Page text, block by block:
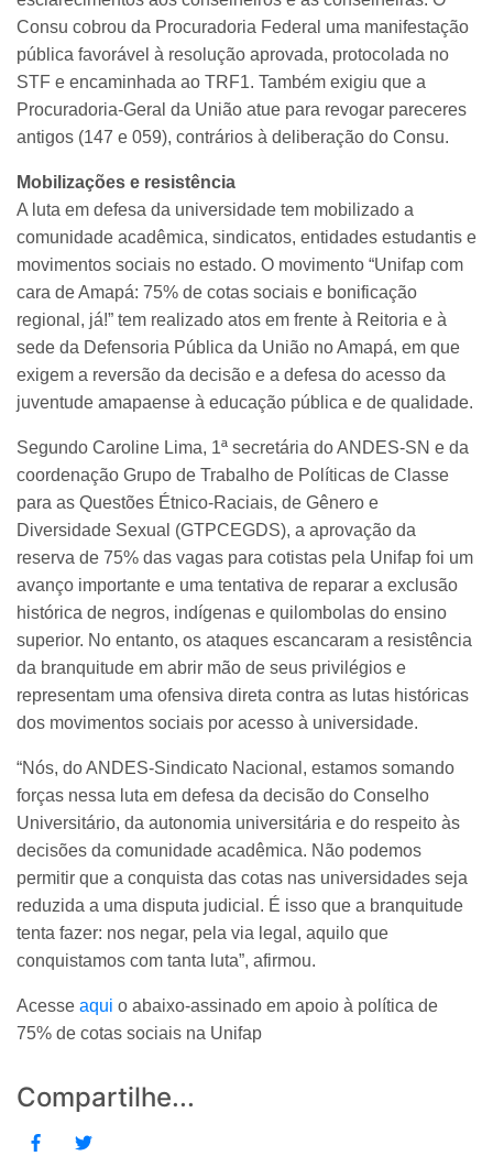
Consu cobrou da Procuradoria Federal uma manifestação
pública favorável à resolução aprovada, protocolada no
STF e encaminhada ao TRF1. Também exigiu que a
Procuradoria-Geral da União atue para revogar pareceres
antigos (147 e 059), contrários à deliberação do Consu.
Mobilizações e resistência
A luta em defesa da universidade tem mobilizado a
comunidade acadêmica, sindicatos, entidades estudantis e
movimentos sociais no estado. O movimento “Unifap com
cara de Amapá: 75% de cotas sociais e bonificação
regional, já!” tem realizado atos em frente à Reitoria e à
sede da Defensoria Pública da União no Amapá, em que
exigem a reversão da decisão e a defesa do acesso da
juventude amapaense à educação pública e de qualidade.
Segundo Caroline Lima, 1ª secretária do ANDES-SN e da
coordenação Grupo de Trabalho de Políticas de Classe
para as Questões Étnico-Raciais, de Gênero e
Diversidade Sexual (GTPCEGDS), a aprovação da
reserva de 75% das vagas para cotistas pela Unifap foi um
avanço importante e uma tentativa de reparar a exclusão
histórica de negros, indígenas e quilombolas do ensino
superior. No entanto, os ataques escancaram a resistência
da branquitude em abrir mão de seus privilégios e
representam uma ofensiva direta contra as lutas históricas
dos movimentos sociais por acesso à universidade.
“Nós, do ANDES-Sindicato Nacional, estamos somando
forças nessa luta em defesa da decisão do Conselho
Universitário, da autonomia universitária e do respeito às
decisões da comunidade acadêmica. Não podemos
permitir que a conquista das cotas nas universidades seja
reduzida a uma disputa judicial. É isso que a branquitude
tenta fazer: nos negar, pela via legal, aquilo que
conquistamos com tanta luta”, afirmou.
Acesse aqui o abaixo-assinado em apoio à política de
75% de cotas sociais na Unifap
Compartilhe...